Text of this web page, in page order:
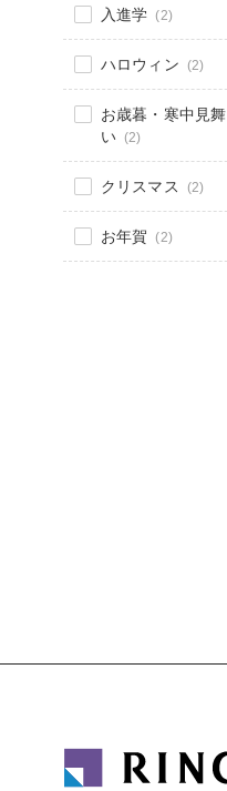
入進学 (2)
ハロウィン (2)
お歳暮・寒中見舞
い (2)
クリスマス (2)
お年賀 (2)